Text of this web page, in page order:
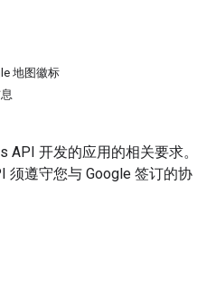
地图徽标
API 开发的应用的相关要求。
须遵守您与 Google 签订的协